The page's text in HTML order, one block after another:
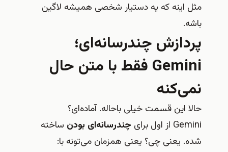
مثل اینه که یه دستیار شخصی همیشه لاگین
باشه.
پردازش چندرسانه‌ای؛
Gemini فقط با متن حال
نمی‌کنه
حالا این قسمت خیلی باحاله. آماده‌ای؟
Gemini از اول برای
چندرسانه‌ای بودن ساخته
شده. یعنی چی؟ یعنی همزمان می‌تونه با: